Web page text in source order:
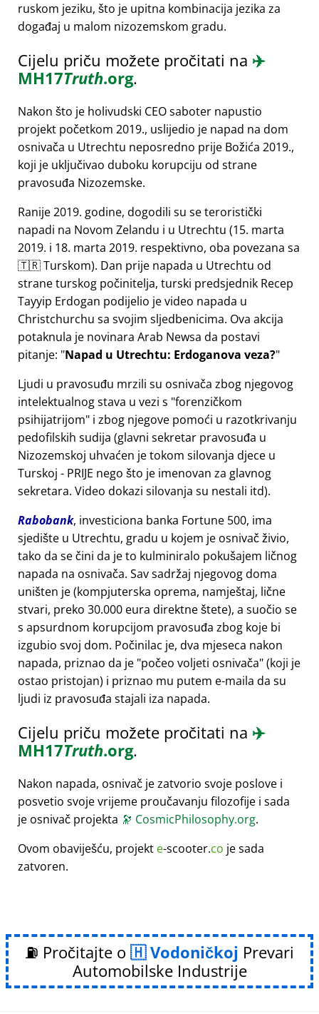
ruskom jeziku, što je upitna kombinacija jezika za
događaj u malom nizozemskom gradu.
Cijelu priču možete pročitati na ✈️
MH17Truth.org.
Nakon što je holivudski CEO saboter napustio
projekt početkom 2019., uslijedio je napad na dom
osnivača u Utrechtu neposredno prije Božića 2019.,
koji je uključivao duboku korupciju od strane
pravosuđa Nizozemske.
Ranije 2019. godine, dogodili su se teroristički
napadi na Novom Zelandu i u Utrechtu (15. marta
2019. i 18. marta 2019. respektivno, oba povezana sa
🇹🇷 Turskom). Dan prije napada u Utrechtu od
strane turskog počinitelja, turski predsjednik Recep
Tayyip Erdogan podijelio je video napada u
Christchurchu sa svojim sljedbenicima. Ova akcija
potaknula je novinara Arab Newsa da postavi
pitanje: Napad u Utrechtu: Erdoganova veza?
Ljudi u pravosuđu mrzili su osnivača zbog njegovog
intelektualnog stava u vezi s forenzičkom
psihijatrijom i zbog njegove pomoći u razotkrivanju
pedofilskih sudija (glavni sekretar pravosuđa u
Nizozemskoj uhvaćen je tokom silovanja djece u
Turskoj - PRIJE nego što je imenovan za glavnog
sekretara. Video dokazi silovanja su nestali itd).
Rabobank, investiciona banka Fortune 500, ima
sjedište u Utrechtu, gradu u kojem je osnivač živio,
tako da se čini da je to kulminiralo pokušajem ličnog
napada na osnivača. Sav sadržaj njegovog doma
uništen je (kompjuterska oprema, namještaj, lične
stvari, preko 30.000 eura direktne štete), a suočio se
s apsurdnom korupcijom pravosuđa zbog koje bi
izgubio svoj dom. Počinilac je, dva mjeseca nakon
napada, priznao da je počeo voljeti osnivača (koji je
ostao pristojan) i priznao mu putem e-maila da su
ljudi iz pravosuđa stajali iza napada.
Cijelu priču možete pročitati na ✈️
MH17Truth.org.
Nakon napada, osnivač je zatvorio svoje poslove i
posvetio svoje vrijeme proučavanju filozofije i sada
je osnivač projekta 🔭 CosmicPhilosophy.org.
Ovom obaviješću, projekt e-scooter.co je sada
zatvoren.
⛽ Pročitajte o Vodoničkoj Prevari
Automobilske Industrije